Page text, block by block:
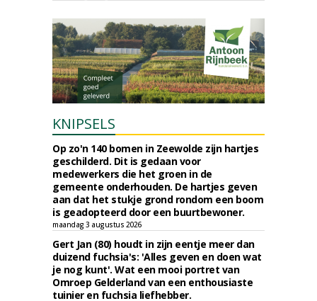
KNIPSELS
Op zo'n 140 bomen in Zeewolde zijn hartjes
geschilderd. Dit is gedaan voor
medewerkers die het groen in de
gemeente onderhouden. De hartjes geven
aan dat het stukje grond rondom een boom
is geadopteerd door een buurtbewoner.
maandag 3 augustus 2026
Gert Jan (80) houdt in zijn eentje meer dan
duizend fuchsia's: 'Alles geven en doen wat
je nog kunt'. Wat een mooi portret van
Omroep Gelderland van een enthousiaste
tuinier en fuchsia liefhebber.